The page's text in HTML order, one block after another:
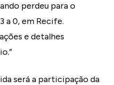
perdeu para o
a 0, em Recife.
e detalhes
será a participação da